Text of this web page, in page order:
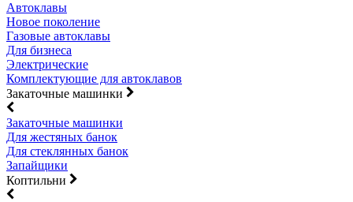
Автоклавы
Новое поколение
Газовые автоклавы
Для бизнеса
Электрические
Комплектующие для автоклавов
Закаточные машинки
Закаточные машинки
Для жестяных банок
Для стеклянных банок
Запайщики
Коптильни